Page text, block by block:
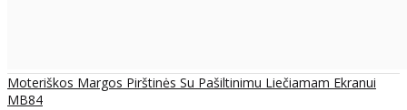
Moteriškos Margos Pirštinės Su Pašiltinimu Liečiamam Ekranui
MB84